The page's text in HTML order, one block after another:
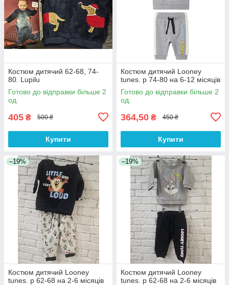
Костюм дитячий 62-68, 74-
80. Lupilu
Готово до відправки більше 2
од.
405 ₴ 500 ₴
Купити
Костюм дитячий Looney
tunes. р 74-80 на 6-12 місяців
Готово до відправки більше 2
од.
364,50 ₴ 450 ₴
Купити
–19%
Костюм дитячий Looney
tunes. р 62-68 на 2-6 місяців
–19%
Костюм дитячий Looney
tunes. р 62-68 на 2-6 місяців